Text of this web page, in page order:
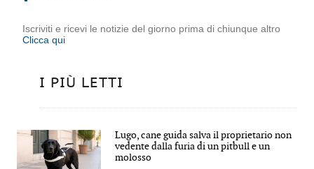
Iscriviti e ricevi le notizie del giorno prima di chiunque altro
Clicca qui
I PIÙ LETTI
Lugo, cane guida salva il proprietario non
vedente dalla furia di un pitbull e un
molosso